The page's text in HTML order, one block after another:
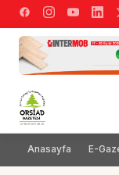
Anasayfa E-